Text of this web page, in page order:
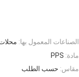
الصناعات المعمول بها: محلات
مادة: PPS
مقاس: حسب الطلب